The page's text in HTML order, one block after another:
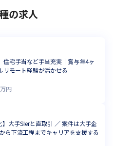
の求人
住宅手当など手当充実｜賞与年4ヶ
リモート経験が活かせる
万円
】大手SIerと直取引 ／ 案件は大手企
ら下流工程までキャリアを支援する